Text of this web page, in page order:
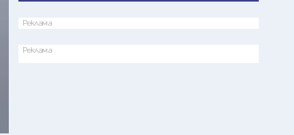
Реклама
Реклама